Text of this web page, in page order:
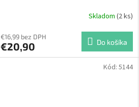
Skladom (2 ks)
€16,99 bez DPH
€20,90 Do košíka
Kód: 5144